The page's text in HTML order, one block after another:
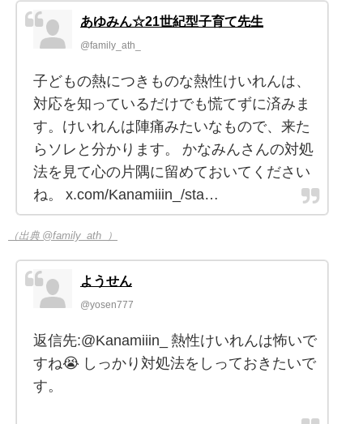
あゆみん☆21世紀型子育て先生
@family_ath_
子どもの熱につきものな熱性けいれんは、
対応を知っているだけでも慌てずに済みま
す。けいれんは陣痛みたいなもので、来た
らソレと分かります。 かなみんさんの対処
法を見て心の片隅に留めておいてください
ね。 x.com/Kanamiiin_/sta…
（出典 @family_ath_）
ようせん
@yosen777
返信先:@Kanamiiin_ 熱性けいれんは怖いで
すね😭 しっかり対処法をしっておきたいで
す。